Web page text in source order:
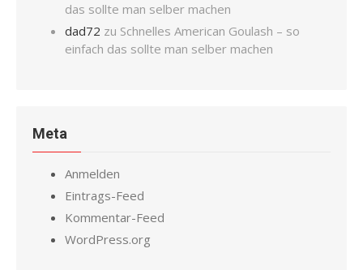
das sollte man selber machen
dad72 zu Schnelles American Goulash – so
einfach das sollte man selber machen
Meta
Anmelden
Eintrags-Feed
Kommentar-Feed
WordPress.org